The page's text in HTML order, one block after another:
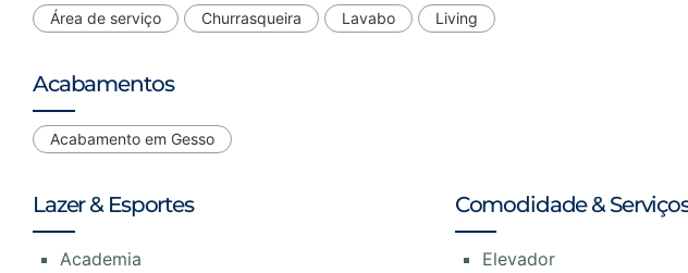
Área de serviço Churrasqueira Lavabo Living
Acabamentos
Acabamento em Gesso
Lazer & Esportes
Academia
Comodidade &
Elevador